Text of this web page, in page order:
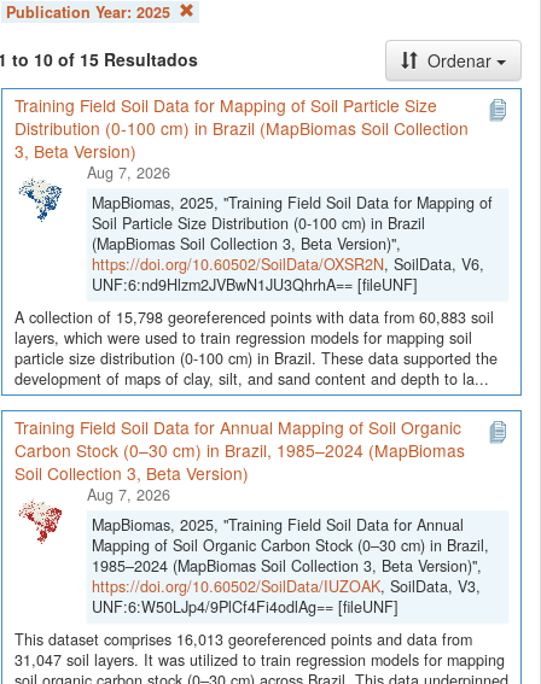
Publication Year: 2025
to 10 of 15 Resultados
Ordenar
Training Field Soil Data for Mapping of Soil Particle Size
Distribution (0-100 cm) in Brazil (MapBiomas Soil Collection
3, Beta Version)
Aug 7, 2026
MapBiomas, 2025, "Training Field Soil Data for Mapping of
Soil Particle Size Distribution (0-100 cm) in Brazil
(MapBiomas Soil Collection 3, Beta Version)",
https://doi.org/10.60502/SoilData/OXSR2N, SoilData, V6,
UNF:6:nd9Hlzm2JVBwN1JU3QhrhA== [fileUNF]
A collection of 15,798 georeferenced points with data from 60,883 soil
layers, which were used to train regression models for mapping soil
particle size distribution (0-100 cm) in Brazil. These data supported the
development of maps of clay, silt, and sand content and depth to la...
Training Field Soil Data for Annual Mapping of Soil Organic
Carbon Stock (0–30 cm) in Brazil, 1985–2024 (MapBiomas
Soil Collection 3, Beta Version)
Aug 7, 2026
MapBiomas, 2025, "Training Field Soil Data for Annual
Mapping of Soil Organic Carbon Stock (0–30 cm) in Brazil,
1985–2024 (MapBiomas Soil Collection 3, Beta Version)",
https://doi.org/10.60502/SoilData/IUZOAK, SoilData, V3,
UNF:6:W50LJp4/9PlCf4Fi4odlAg== [fileUNF]
This dataset comprises 16,013 georeferenced points and data from
31,047 soil layers. It was utilized to train regression models for mapping